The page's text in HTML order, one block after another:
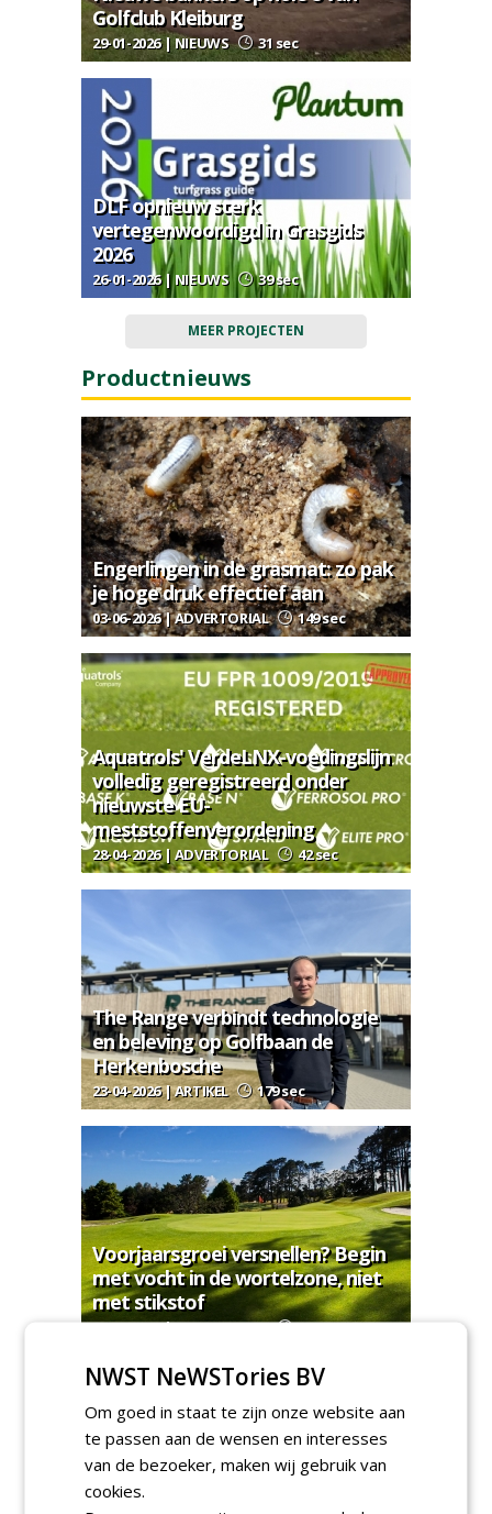
Golfclub Kleiburg
29-01-2026 | NIEUWS 31 sec
DLF opnieuw sterk
vertegenwoordigd in Grasgids
2026
26-01-2026 | NIEUWS 39 sec
MEER PROJECTEN
Productnieuws
Engerlingen in de grasmat: zo pak
je hoge druk effectief aan
03-06-2026 | ADVERTORIAL 149 sec
Aquatrols' VerdeLNX-voedingslijn
volledig geregistreerd onder
nieuwste EU-
meststoffenverordening
28-04-2026 | ADVERTORIAL 42 sec
The Range verbindt technologie
en beleving op Golfbaan de
Herkenbosche
23-04-2026 | ARTIKEL 179 sec
Voorjaarsgroei versnellen? Begin
met vocht in de wortelzone, niet
met stikstof
08-04-2026 | ADVERTORIAL 214 sec
MEER PRODUCTNIEUWS
Regelgeving & juridisch
NWST NeWSTories BV
Om goed in staat te zijn onze website aan
te passen aan de wensen en interesses
van de bezoeker, maken wij gebruik van
cookies.